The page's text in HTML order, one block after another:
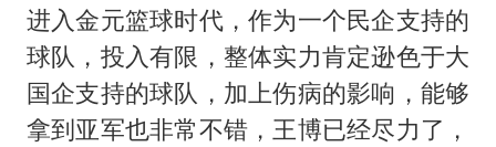
进入金元篮球时代，作为一个民企支持的
球队，投入有限，整体实力肯定逊色于大
国企支持的球队，加上伤病的影响，能够
拿到亚军也非常不错，王博已经尽力了，